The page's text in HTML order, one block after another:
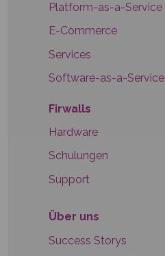
Platform-as-a-Service
E-Commerce
Services
Software-as-a-Service
Firwalls
Hardware
Schulungen
Support
Über uns
Success Storys